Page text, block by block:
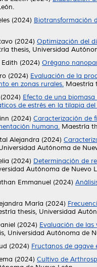
(2024) Biotransformación
(2024) Optimización del
thesis, Universidad
Edith (2024) Orégano
(2024) Evaluación de la
en zonas rurales. Maestría
(2024) Efecto de una
de estrés en la tilapia
(2024) Caracterización de
humana. Maestría
Alejandra (2024)
Autónoma de
(2024) Determinación de
Autónoma de Nuevo
Emmanuel (2024)
María (2024)
thesis, Universidad
(2024) Evaluación de
Universidad Autónoma de
(2024) Fructanos de agave
(2024) Cultivo de